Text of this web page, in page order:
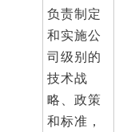
负责制定
和实施公
司级别的
技术战
略、政策
和标准，